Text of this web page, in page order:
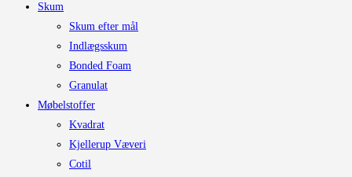
Skum
Skum efter mål
Indlægsskum
Bonded Foam
Granulat
Møbelstoffer
Kvadrat
Kjellerup Væveri
Cotil